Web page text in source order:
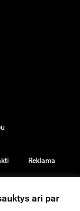
Reklama
ari par